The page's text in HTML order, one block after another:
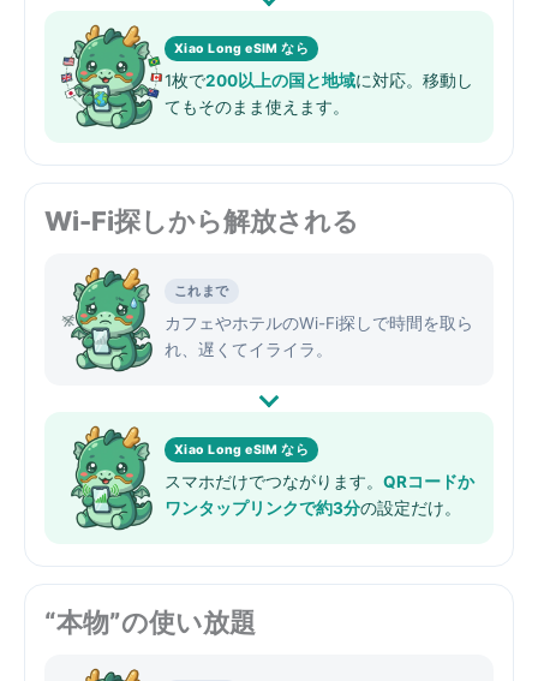
Xiao Long eSIM なら
1枚で200以上の国と地域に対応。移動し
てもそのまま使えます。
Wi-Fi探しから解放される
これまで
カフェやホテルのWi-Fi探しで時間を取ら
れ、遅くてイライラ。
Xiao Long eSIM なら
スマホだけでつながります。 QRコードか
ワンタップリンクで約3分の設定だけ。
“本物”の使い放題